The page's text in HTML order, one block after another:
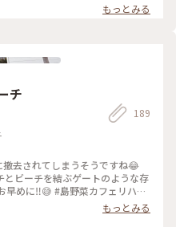
もっとみる
チ
189
撤去されてしまうそうですね😂
ビーチを結ぶゲートのような存
早めに‼️😅 #島野菜カフェリハロ
ウビーチ #流木のアーチ #撤去 #石垣島 #リハロウビーチもっとみる